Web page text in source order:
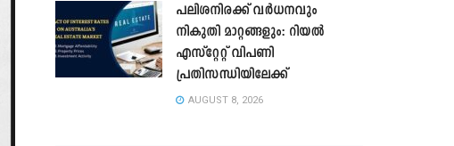
പലിശനിരക്ക് വർധനവും
നികുതി മാറ്റങ്ങളും: റിയൽ
എസ്റ്റേറ്റ് വിപണി
പ്രതിസന്ധിയിലേക്ക്
AUGUST 8, 2026